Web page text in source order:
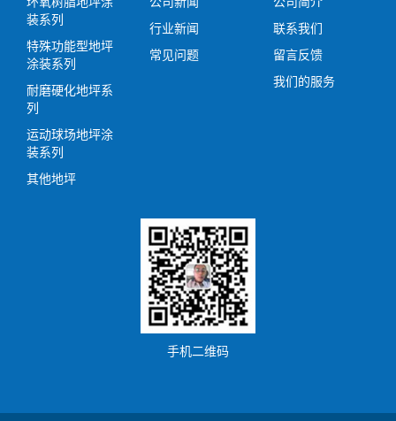
装系列
特殊功能型地坪
涂装系列
耐磨硬化地坪系
列
运动球场地坪涂
装系列
其他地坪
行业新闻
常见问题
联系我们
留言反馈
我们的服务
手机二维码